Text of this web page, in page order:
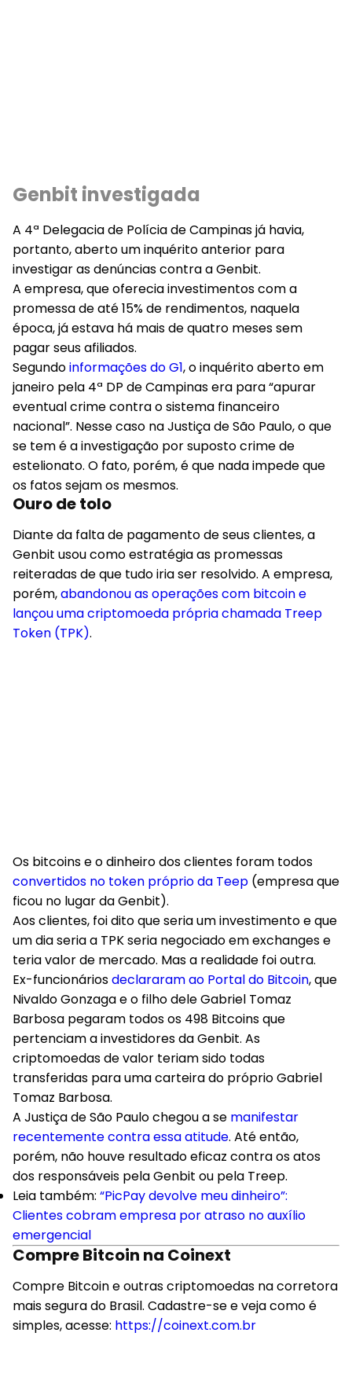
Genbit investigada
A 4ª Delegacia de Polícia de Campinas já havia,
portanto, aberto um inquérito anterior para
investigar as denúncias contra a Genbit.
A empresa, que oferecia investimentos com a
promessa de até 15% de rendimentos, naquela
época, já estava há mais de quatro meses sem
pagar seus afiliados.
Segundoinformações do G1, o inquérito aberto em
janeiro pela 4ª DP de Campinas era para “apurar
eventual crime contra o sistema financeiro
nacional”. Nesse caso na Justiça de São Paulo, o que
se tem é a investigação por suposto crime de
estelionato. O fato, porém, é que nada impede que
os fatos sejam os mesmos.
Ouro de tolo
Diante da falta de pagamento de seus clientes, a
Genbit usou como estratégia as promessas
reiteradas de que tudo iria ser resolvido. A empresa,
porém,abandonou as operações com bitcoin e
lançou uma criptomoeda própria chamada Treep
Token (TPK).
Os bitcoins e o dinheiro dos clientes foram todos
convertidos no token próprio da Teep (empresa que
ficou no lugar da Genbit).
Aos clientes, foi dito que seria um investimento e que
um dia seria a TPK seria negociado em exchanges e
teria valor de mercado. Mas a realidade foi outra.
Ex-funcionáriosdeclararam ao Portal do Bitcoin, que
Nivaldo Gonzaga e o filho dele Gabriel Tomaz
Barbosa pegaram todos os 498 Bitcoins que
pertenciam a investidores da Genbit. As
criptomoedas de valor teriam sido todas
transferidas para uma carteira do próprio Gabriel
Tomaz Barbosa.
A Justiça de São Paulo chegou a se manifestar
recentemente contra essa atitude. Até então,
porém, não houve resultado eficaz contra os atos
dos responsáveis pela Genbit ou pela Treep.
Leia também: “PicPay devolve meu dinheiro”:
Clientes cobram empresa por atraso no auxílio
emergencial
Compre Bitcoin na Coinext
Compre Bitcoin e outras criptomoedas na corretora
mais segura do Brasil. Cadastre-se e veja como é
simples, acesse: https://coinext.com.br